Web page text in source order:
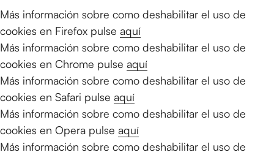
Más información sobre como deshabilitar el uso de
cookies en Firefox pulse aquí
Más información sobre como deshabilitar el uso de
cookies en Chrome pulse aquí
Más información sobre como deshabilitar el uso de
cookies en Safari pulse aquí
Más información sobre como deshabilitar el uso de
cookies en Opera pulse aquí
Más información sobre como deshabilitar el uso de